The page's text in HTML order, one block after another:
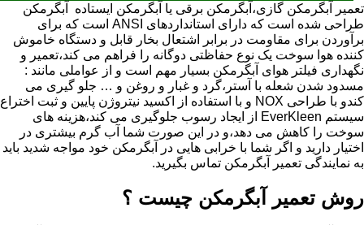
تعمیر آبگرمکن گازی،آبگرمکن برقی یا آبگرمکن ایستاده ​ آبگرمکن
طراحی شده است که دارای استانداردهای ANSI است که برای
برآوردن برای مقاومت در برابر اشتعال بخار قابل و دستگاه خاموش
کننده هوا سوخت یک نوع حفاظتی دوگانه را فراهم می کند،تعمیر و
نگهداری فیلتر هوای آبگرمکن بسیار مهم است و از عواملی مانند :
مسدود شدن شعله با آستر،گرد و غبار و روغن و … جلو گیری می
کندو با طراحی NOX و با استفاده از اکسید نیتروژن پایین و ثبت اختراع
سیستم EverKleen از ایجاد رسوب جلوگیری می کند،هزینه های
سوخت را کاهش می دهد،و در این صورت شما آب گرم بیشتری در
اختیار دارید و اگر شما با خرابی هایی در آبگرمکن خود مواجه شدید باید
به نمایندگی تعمیر آبگرمکن تماس بگیرید.
روش تعمیر آبگرمکن چیست ؟